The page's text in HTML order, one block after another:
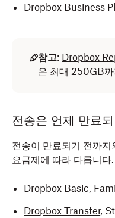
Dropbox Business
참고: Dropbox
은 최대 250GB
전송은 언제 만료
전송이 만료되기 전까
요금제에 따라 다릅니다.
Dropbox Basic,
Dropbox Transfer,